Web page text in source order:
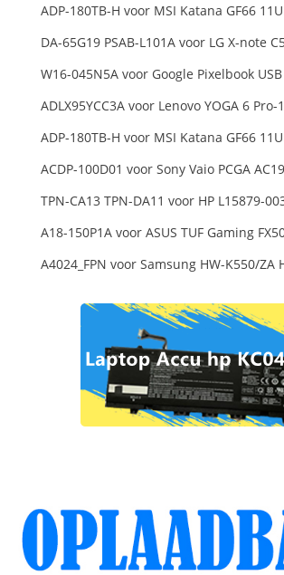
ADP-180TB-H voor MSI Katana GF66
DA-65G19 PSAB-L101A voor LG X-note
W16-045N5A voor Google Pixelbook
ADLX95YCC3A voor Lenovo YOGA 6 Pro-
ADP-180TB-H voor MSI Katana GF66
ACDP-100D01 voor Sony Vaio PCGA
A18-150P1A voor ASUS TUF Gaming